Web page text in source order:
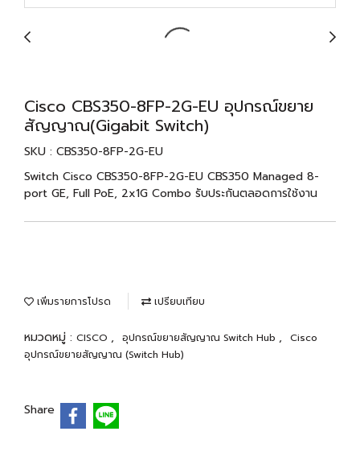
Cisco CBS350-8FP-2G-EU อุปกรณ์ขยาย
สัญญาณ(Gigabit Switch)
SKU : CBS350-8FP-2G-EU
Switch Cisco CBS350-8FP-2G-EU CBS350 Managed 8-
port GE, Full PoE, 2x1G Combo รับประกันตลอดการใช้งาน
เพิ่มรายการโปรด เปรียบเทียบ
หมวดหมู่ : CISCO , อุปกรณ์ขยายสัญญาณ Switch Hub ,
Cisco
อุปกรณ์ขยายสัญญาณ (Switch Hub)
Share